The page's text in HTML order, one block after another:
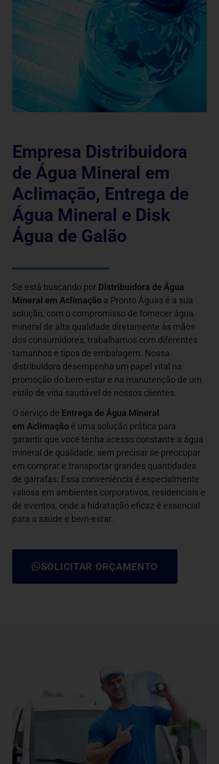
Empresa Distribuidora
de Água Mineral em
Aclimação, Entrega de
Água Mineral e Disk
Água de Galão
Se está buscando por Distribuidora de Água
Mineral em Aclimação a Pronto Águas é a sua
solução, com o compromisso de fornecer água
mineral de alta qualidade diretamente às mãos
dos consumidores, trabalhamos com diferentes
tamanhos e tipos de embalagem. Nossa
distribuidora desempenha um papel vital na
promoção do bem-estar e na manutenção de um
estilo de vida saudável de nossos clientes.
O serviço de Entrega de Água Mineral
em Aclimação é uma solução prática para
garantir que você tenha acesso constante a água
mineral de qualidade, sem precisar se preocupar
em comprar e transportar grandes quantidades
de garrafas. Essa conveniência é especialmente
valiosa em ambientes corporativos, residenciais e
de eventos, onde a hidratação eficaz é essencial
para a saúde e bem-estar.
SOLICITAR ORÇAMENTO